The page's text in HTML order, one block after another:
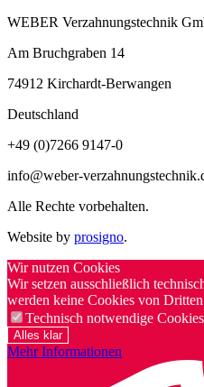
WEBER Verzahnungstechnik
Am Bruchgraben 14
74912 Kirchardt-Berwangen
Deutschland
+49 (0)7266 9147-0
info@weber-
Alle Rechte vorbehalten.
Website by prosigno.
Wir nutzen Cookies
Wir setzen ausschließlich
werden keine Cookies von Dritten
Technisch notwendige Cookies
Alles klar
Mehr Informationen